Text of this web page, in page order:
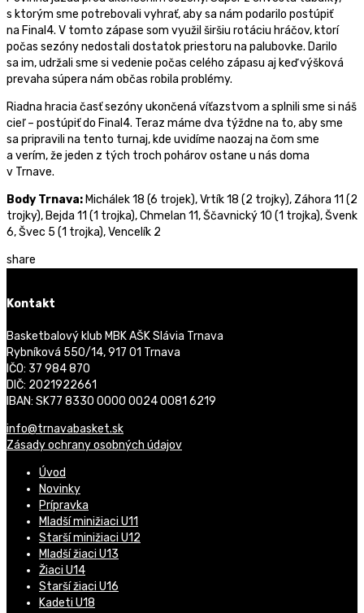
s ktorým sme potrebovali vyhrať, aby sa nám podarilo postúpiť
na Final4. V tomto zápase som využil širšiu rotáciu hráčov, ktorí
počas sezóny nedostali dostatok priestoru na palubovke. Darilo
sa im, udržali sme si vedenie počas celého zápasu aj keď výšková
prevaha súpera nám občas robila problémy.
Riadna hracia časť sezóny ukončená víťazstvom a splnili sme si náš
cieľ – postúpiť do Final4. Teraz máme dva týždne na to, aby sme
sa pripravili na tento turnaj, kde uvidíme naozaj na čom sme
a verím, že jeden z tých troch pohárov ostane u nás doma
v Trnave.
Body Trnava: Michálek 18 (6 trojek), Vrtík 18 (2 trojky), Záhora 11 (2
trojky), Bejda 11 (1 trojka), Chmelan 11, Ščavnický 10 (1 trojka), Švenk
6, Švec 5 (1 trojka), Vencelík 2
share
Kontakt
Basketbalový klub MBK AŠK Slávia Trnava
Rybníková 550/14, 917 01 Trnava
IČO: 37 984 870
DIČ: 2021922661
IBAN: SK77 8330 0000 0024 0081 6219
info@trnavabasket.sk
Zásady ochrany osobných údajov
Úvod
Novinky
Prípravka
Mladší minižiaci U11
Starší minižiaci U12
Mladší žiaci U13
Žiaci U14
Starší žiaci U16
Kadeti U18